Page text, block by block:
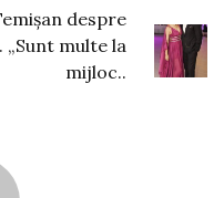
despre
„Sunt multe la
mijloc..